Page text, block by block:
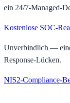
ein 24/7-Managed-
Kostenlose SOC-
Unverbindlich —
Response-Lücken.
NIS2-Compliance-